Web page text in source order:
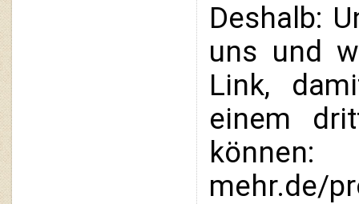
Deshalb:
uns und
Link,
einem
können:
mehr.de/